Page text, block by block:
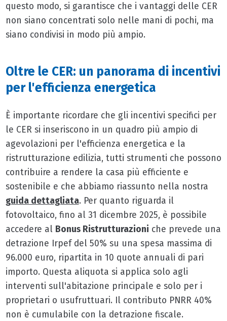
questo modo, si garantisce che i vantaggi delle CER
non siano concentrati solo nelle mani di pochi, ma
siano condivisi in modo più ampio.
Oltre le CER: un panorama di incentivi
per l'efficienza energetica
È importante ricordare che gli incentivi specifici per
le CER si inseriscono in un quadro più ampio di
agevolazioni per l'efficienza energetica e la
ristrutturazione edilizia, tutti strumenti che possono
contribuire a rendere la casa più efficiente e
sostenibile e che abbiamo riassunto nella nostra
guida dettagliata. Per quanto riguarda il
fotovoltaico, fino al 31 dicembre 2025, è possibile
accedere al Bonus Ristrutturazioni che prevede una
detrazione Irpef del 50% su una spesa massima di
96.000 euro, ripartita in 10 quote annuali di pari
importo. Questa aliquota si applica solo agli
interventi sull'abitazione principale e solo per i
proprietari o usufruttuari. Il contributo PNRR 40%
non è cumulabile con la detrazione fiscale.